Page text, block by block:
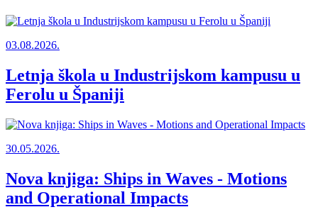
03.08.2026.
Letnja škola u Industrijskom kampusu u
Ferolu u Španiji
30.05.2026.
Nova knjiga: Ships in Waves - Motions
and Operational Impacts